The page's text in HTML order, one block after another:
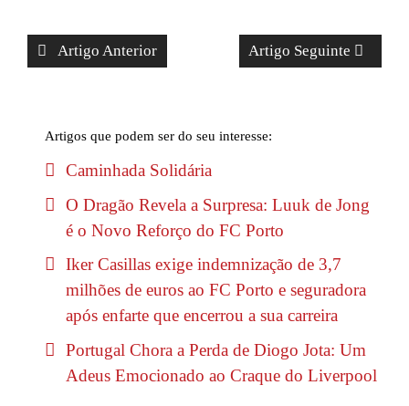
Artigo Anterior Artigo Seguinte
Artigos que podem ser do seu interesse:
Caminhada Solidária
O Dragão Revela a Surpresa: Luuk de Jong
é o Novo Reforço do FC Porto
Iker Casillas exige indemnização de 3,7
milhões de euros ao FC Porto e seguradora
após enfarte que encerrou a sua carreira
Portugal Chora a Perda de Diogo Jota: Um
Adeus Emocionado ao Craque do Liverpool